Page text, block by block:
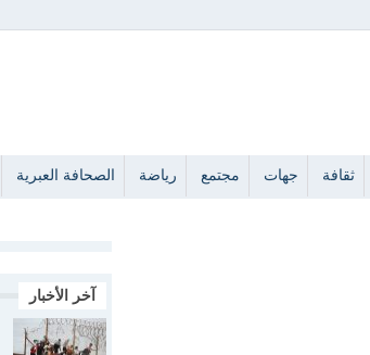
ثقافة جهات مجتمع رياضة الصحافة العبرية
آخر الأخبار